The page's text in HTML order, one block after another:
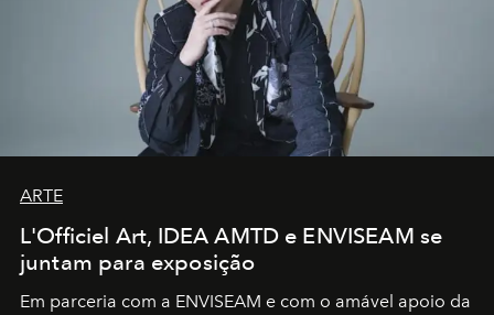
ARTE
L'Officiel Art, IDEA AMTD e ENVISEAM se
juntam para exposição
Em parceria com a ENVISEAM e com o amável apoio da